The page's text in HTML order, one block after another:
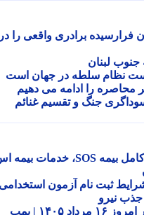
برادری واقعی را در
لبنان
نظام سلطه در جهان است
را ادامه می دهیم
جنگ و تقسیم غنائم
بیمه اس او اس چیست؟ | معرفی کامل بیمه SOS، خدمات بیمه اس
| آخرین شرایط ثبت نام آزمون استخدامی
نیرو
آخرین اخبار نقل و انتقالات لیگ برتر امروز ۱۶ مرداد ۱۴۰۵ | بمب